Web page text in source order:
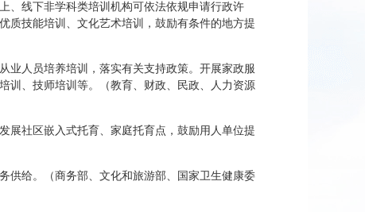
、线下非学科类培训机构可依法依规申请行政许
质技能培训、文化艺术培训，鼓励有条件的地方提
业人员培养培训，落实有关支持政策。开展家政服
训、技师培训等。（教育、财政、民政、人力资源
展社区嵌入式托育、家庭托育点，鼓励用人单位提
供给。（商务部、文化和旅游部、国家卫生健康委